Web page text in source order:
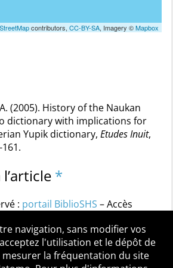
contributors, CC-BY-SA, Imagery ©Mapbox
(2005). History of the Naukan
dictionary with implications for
Yupik dictionary, Etudes Inuit,
*
: portail BiblioSHS – Accès
navigation, sans modifier vos
l'utilisation et le dépôt de
mesurer la fréquentation du site